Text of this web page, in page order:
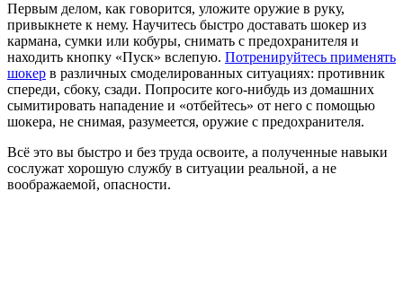
Первым делом, как говорится, уложите оружие в руку,
привыкнете к нему. Научитесь быстро доставать шокер из
кармана, сумки или кобуры, снимать с предохранителя и
находить кнопку «Пуск» вслепую. Потренируйтесь применять
шокер в различных смоделированных ситуациях: противник
спереди, сбоку, сзади. Попросите кого-нибудь из домашних
сымитировать нападение и «отбейтесь» от него с помощью
шокера, не снимая, разумеется, оружие с предохранителя.
Всё это вы быстро и без труда освоите, а полученные навыки
сослужат хорошую службу в ситуации реальной, а не
воображаемой, опасности.